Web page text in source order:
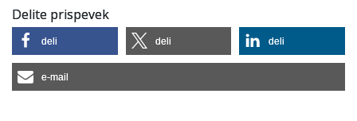
Delite prispevek
deli deli deli
e-mail